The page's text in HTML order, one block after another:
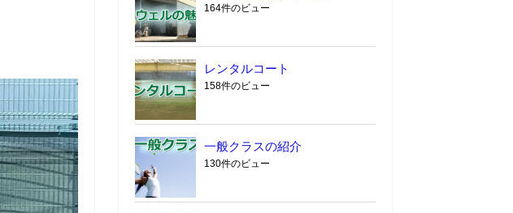
164件のビュー
レンタルコート
158件のビュー
一般クラスの紹介
130件のビュー